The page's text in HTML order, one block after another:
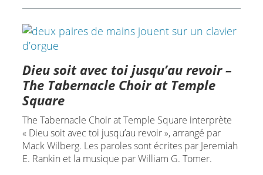
Dieu soit avec toi jusqu’au revoir –
The Tabernacle Choir at Temple
Square
The Tabernacle Choir at Temple Square interprète
« Dieu soit avec toi jusqu’au revoir », arrangé par
Mack Wilberg. Les paroles sont écrites par Jeremiah
E. Rankin et la musique par William G. Tomer.